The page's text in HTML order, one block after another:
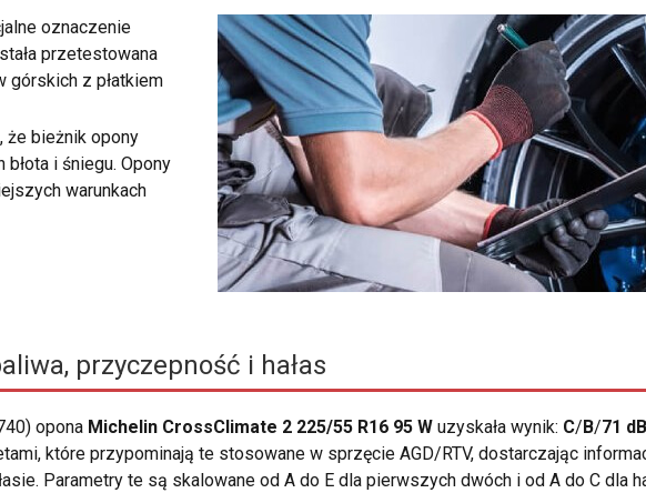
oznaczenie
przetestowana
górskich z płatkiem
że bieżnik opony
i śniegu. Opony
warunkach
przyczepność i hałas
opona Michelin CrossClimate 2 225/55 R16 95 W uzyskała wynik: C/ B/71 dB
które przypominają te stosowane w sprzęcie AGD/RTV, dostarczając
Parametry te są skalowane od A do E dla pierwszych dwóch i od A do C dla